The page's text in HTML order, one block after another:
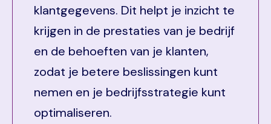
klantgegevens. Dit helpt je inzicht te
krijgen in de prestaties van je bedrijf
en de behoeften van je klanten,
zodat je betere beslissingen kunt
nemen en je bedrijfsstrategie kunt
optimaliseren.